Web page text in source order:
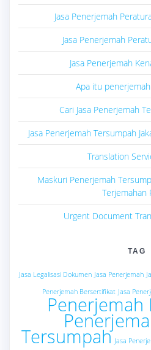
Jasa Penerjemah
Jasa Penerjemah
Jasa Penerjemah
Apa itu
Cari Jasa Penerjemah
Jasa Penerjemah Tersumpah
Translation
Maskuri Penerjemah
Terjemahan
Urgent Document
TAG
Jasa Legalisasi Dokumen Jasa Penerjemah
Penerjemah Bersertifikat Jasa
Penerjemah
Tersumpah Jasa